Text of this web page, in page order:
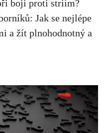
boji ⁢proti striím?
​Jak se nejlépe
a žít plnohodnotný a